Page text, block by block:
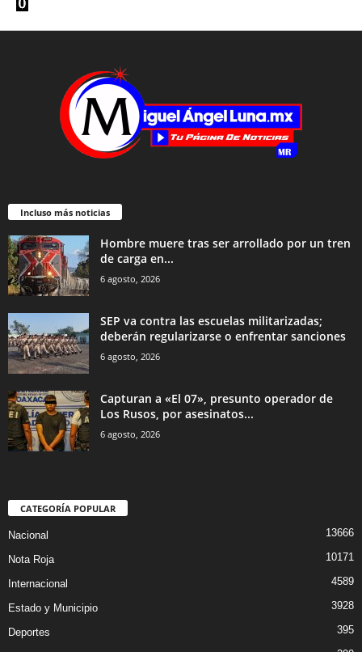
Incluso más noticias
Hombre muere tras ser arrollado por un tren
de carga en...
6 agosto, 2026
SEP va contra las escuelas militarizadas;
deberán regularizarse o enfrentar sanciones
6 agosto, 2026
Capturan a «El 07», presunto operador de
Los Rusos, por asesinatos...
6 agosto, 2026
CATEGORÍA POPULAR
Nacional 13666
Nota Roja 10171
Internacional 4589
Estado y Municipio 3928
Deportes 395